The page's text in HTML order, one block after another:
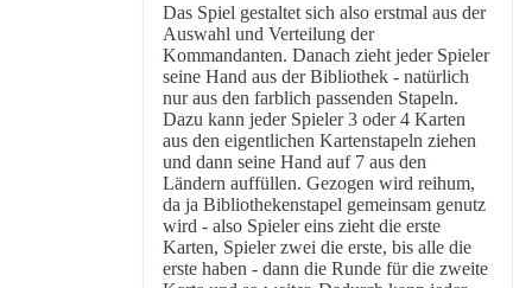
Das Spiel gestaltet sich also erstmal aus der
Auswahl und Verteilung der
Kommandanten. Danach zieht jeder Spieler
seine Hand aus der Bibliothek - natürlich
nur aus den farblich passenden Stapeln.
Dazu kann jeder Spieler 3 oder 4 Karten
aus den eigentlichen Kartenstapeln ziehen
und dann seine Hand auf 7 aus den
Ländern auffüllen. Gezogen wird reihum,
da ja Bibliothekenstapel gemeinsam genutz
wird - also Spieler eins zieht die erste
Karten, Spieler zwei die erste, bis alle die
erste haben - dann die Runde für die zweite